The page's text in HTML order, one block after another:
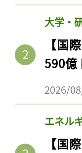
大学・
【国
590億
2026/
エネル
【国